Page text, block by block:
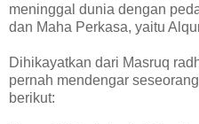
meninggal dunia dengan
dan Maha Perkasa, yaitu
Dihikayatkan dari Masruq
pernah mendengar
berikut: